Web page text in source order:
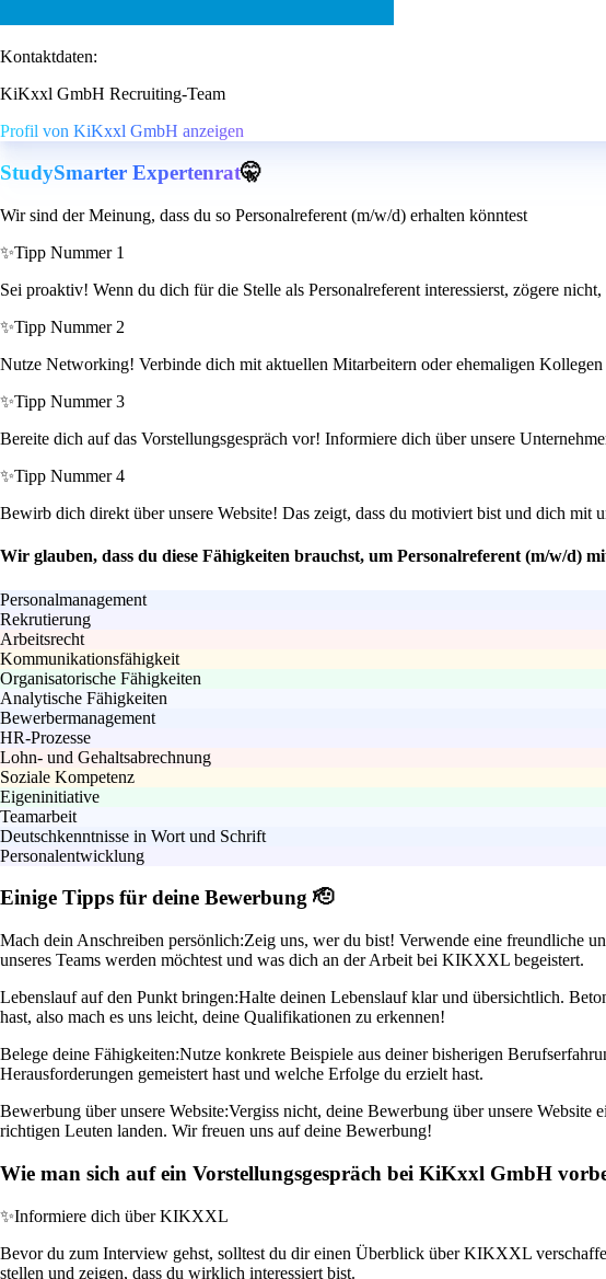
Kontaktdaten:
KiKxxl GmbH Recruiting-Team
Profil von KiKxxl GmbH anzeigen
StudySmarter Expertenrat🤫
Wir sind der Meinung, dass du so Personalreferent (m/w/d) erhalten könntest
✨Tipp Nummer 1
Sei proaktiv! Wenn du dich für die Stelle als Personalreferent interessierst, zögere
✨Tipp Nummer 2
Nutze Networking! Verbinde dich mit aktuellen Mitarbeitern oder ehemaligen
✨Tipp Nummer 3
Bereite dich auf das Vorstellungsgespräch vor! Informiere dich über unsere
✨Tipp Nummer 4
Bewirb dich direkt über unsere Website! Das zeigt, dass du motiviert bist und dich mit
Wir glauben, dass du diese Fähigkeiten brauchst, um Personalreferent (m/w/d)
Personalmanagement
Rekrutierung
Arbeitsrecht
Kommunikationsfähigkeit
Organisatorische Fähigkeiten
Analytische Fähigkeiten
Bewerbermanagement
HR-Prozesse
Lohn- und Gehaltsabrechnung
Soziale Kompetenz
Eigeninitiative
Teamarbeit
Deutschkenntnisse in Wort und Schrift
Personalentwicklung
Einige Tipps für deine Bewerbung 🫡
Mach dein Anschreiben persönlich:Zeig uns, wer du bist! Verwende eine freundliche
unseres Teams werden möchtest und was dich an der Arbeit bei KIKXXL begeistert.
Lebenslauf auf den Punkt bringen:Halte deinen Lebenslauf klar und übersichtlich.
hast, also mach es uns leicht, deine Qualifikationen zu erkennen!
Belege deine Fähigkeiten:Nutze konkrete Beispiele aus deiner bisherigen
Herausforderungen gemeistert hast und welche Erfolge du erzielt hast.
Bewerbung über unsere Website:Vergiss nicht, deine Bewerbung über unsere Website
richtigen Leuten landen. Wir freuen uns auf deine Bewerbung!
Wie man sich auf ein Vorstellungsgespräch bei KiKxxl GmbH
✨Informiere dich über KIKXXL
Bevor du zum Interview gehst, solltest du dir einen Überblick über KIKXXL
stellen und zeigen, dass du wirklich interessiert bist.